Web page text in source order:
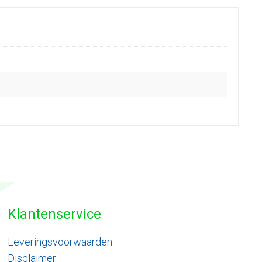
Klantenservice
Leveringsvoorwaarden
Disclaimer